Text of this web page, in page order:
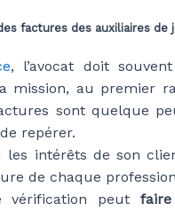
factures des auxiliaires de
, l’avocat doit
mission, au premier
sont quelque
repérer.
les intérêts de son
de chaque
vérification peut